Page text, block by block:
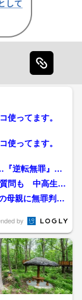
使ってます。
使ってます。
『逆転無罪』が
質問も 中高生に
母親に無罪判決
by